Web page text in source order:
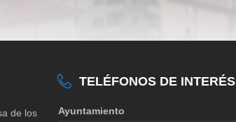
de los
TELÉFONOS DE INTERÉS
Ayuntamiento